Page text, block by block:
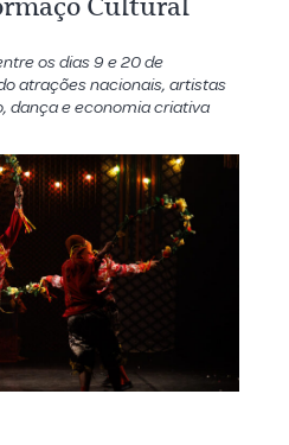
Cultural
os dias 9 e 20 de
atrações nacionais, artistas
dança e economia criativa